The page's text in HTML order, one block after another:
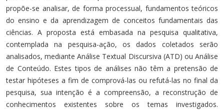
propõe-se analisar, de forma processual, fundamentos teóricos
do ensino e da aprendizagem de conceitos fundamentais das
ciências. A proposta está embasada na pesquisa qualitativa,
contemplada na pesquisa-ação, os dados coletados serão
analisados, mediante Análise Textual Discursiva (ATD) ou Análise
de Conteúdo. Estes tipos de análises não têm a pretensão de
testar hipóteses a fim de comprová-las ou refutá-las no final da
pesquisa, sua intenção é a compreensão, a reconstrução de
conhecimentos existentes sobre os temas investigados.